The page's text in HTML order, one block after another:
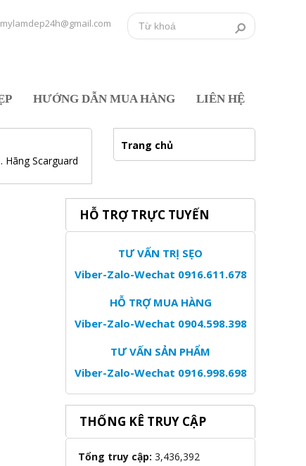
HƯỚNG DẪN MUA HÀNG LIÊN HỆ
Scarguard
Trang chủ
HỖ TRỢ TRỰC TUYẾN
TƯ VẤN TRỊ SẸO
Viber-Zalo-Wechat 0916.611.678
HỖ TRỢ MUA HÀNG
Viber-Zalo-Wechat 0904.598.398
TƯ VẤN SẢN PHẨM
Viber-Zalo-Wechat 0916.998.698
THỐNG KÊ TRUY CẬP
Tổng truy cập: 3,436,392